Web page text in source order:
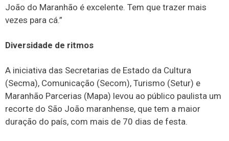
João do Maranhão é excelente. Tem que trazer mais
vezes para cá.”
Diversidade de ritmos
A iniciativa das Secretarias de Estado da Cultura
(Secma), Comunicação (Secom), Turismo (Setur) e
Maranhão Parcerias (Mapa) levou ao público paulista um
recorte do São João maranhense, que tem a maior
duração do país, com mais de 70 dias de festa.